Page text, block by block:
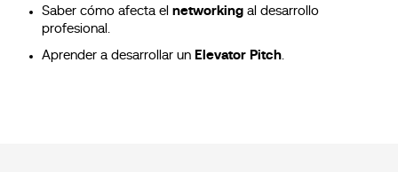
Saber cómo afecta el networking al desarrollo
profesional.
Aprender a desarrollar un Elevator Pitch.